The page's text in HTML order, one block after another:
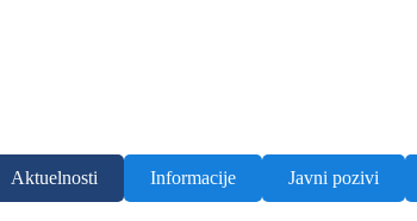
Aktuelnosti Informacije Javni pozivi